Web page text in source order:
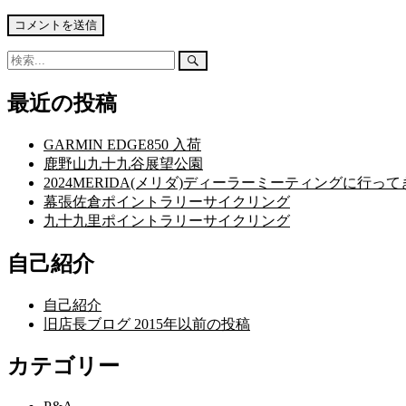
検
検
最近の投稿
GARMIN EDGE850 入荷
鹿野山九十九谷展望公園
2024MERIDA(メリダ)ディーラーミーティングに行って
幕張佐倉ポイントラリーサイクリング
九十九里ポイントラリーサイクリング
自己紹介
自己紹介
旧店長ブログ 2015年以前の投稿
カテゴリー